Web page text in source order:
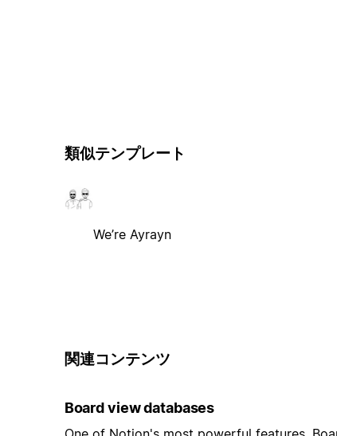
類似テンプレート
We’re Ayrayn
関連コンテンツ
Board view databases